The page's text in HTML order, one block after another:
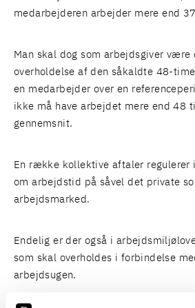
medarbejderen arbejder mere end
Man skal dog som arbejdsgiver
overholdelse af den såkaldte 48-
en medarbejder over en
ikke må have arbejdet mere end 48
gennemsnit.
En række kollektive aftaler regulerer
om arbejdstid på såvel det private
arbejdsmarked.
Endelig er der også i
som skal overholdes i forbindelse
arbejdsugen.